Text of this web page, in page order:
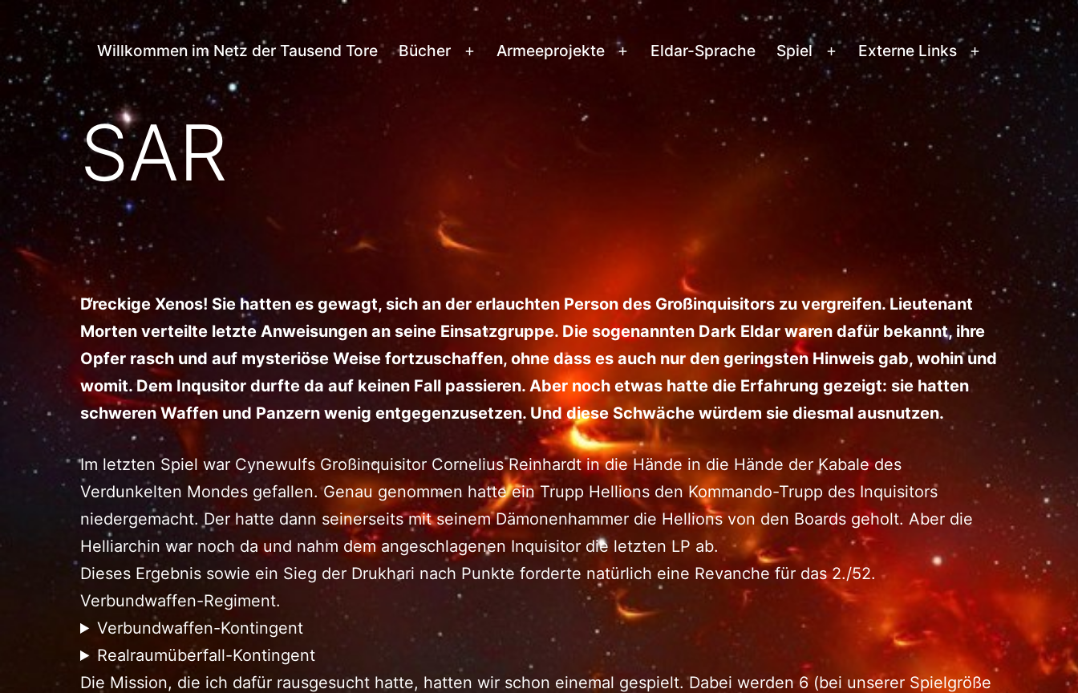
Zum
Inhalt
springen
Netz
der
Tausend
Tore
Willkommen im Netz der Tausend Tore Bücher
Menü
Armeeprojekte
Menü
Eldar-Sprache Spiel
Menü
öffnen
Externe Links
Menü
öffnen
SAR
Dreckige Xenos! Sie hatten es gewagt, sich an der erlauchten Person des Großinquisitors zu vergreifen. Lieutenant
Morten verteilte letzte Anweisungen an seine Einsatzgruppe. Die sogenannten Dark Eldar waren dafür bekannt, ihre
Opfer rasch und auf mysteriöse Weise fortzuschaffen, ohne dass es auch nur den geringsten Hinweis gab, wohin und
womit. Dem Inqusitor durfte da auf keinen Fall passieren. Aber noch etwas hatte die Erfahrung gezeigt: sie hatten
schweren Waffen und Panzern wenig entgegenzusetzen. Und diese Schwäche würdem sie diesmal ausnutzen.
Im letzten Spiel war Cynewulfs Großinquisitor Cornelius Reinhardt in die Hände in die Hände der Kabale des
Verdunkelten Mondes gefallen. Genau genommen hatte ein Trupp Hellions den Kommando-Trupp des Inquisitors
niedergemacht. Der hatte dann seinerseits mit seinem Dämonenhammer die Hellions von den Boards geholt. Aber die
Helliarchin war noch da und nahm dem angeschlagenen Inquisitor die letzten LP ab.
Dieses Ergebnis sowie ein Sieg der Drukhari nach Punkte forderte natürlich eine Revanche für das 2./52.
Verbundwaffen-Regiment.
Verbundwaffen-Kontingent
Realraumüberfall-Kontingent
Die Mission, die ich dafür rausgesucht hatte, hatten wir schon einemal gespielt. Dabei werden 6 (bei unserer Spielgröße